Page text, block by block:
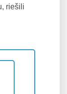
riešili